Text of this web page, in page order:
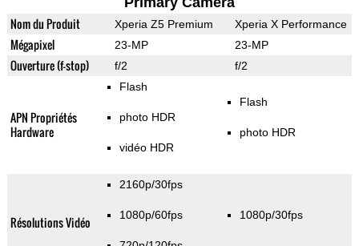
Nom du Produit Xperia Z5 Premium Xperia X Performance
Mégapixel 23-MP 23-MP
Ouverture (f-stop) f/2 f/2
APN Propriétés
Hardware
Flash
photo HDR
vidéo HDR
Flash
photo HDR
Résolutions Vidéo
2160p/30fps
1080p/60fps 1080p/30fps